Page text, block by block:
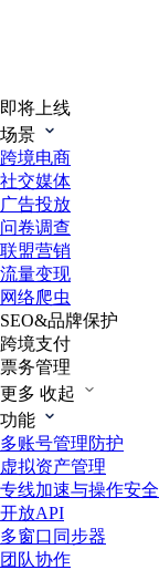
即将上线
场景
跨境电商
社交媒体
广告投放
问卷调查
联盟营销
流量变现
网络爬虫
SEO&品牌保护
跨境支付
票务管理
更多 收起
功能
多账号管理防护
虚拟资产管理
专线加速与操作安全
开放API
多窗口同步器
团队协作